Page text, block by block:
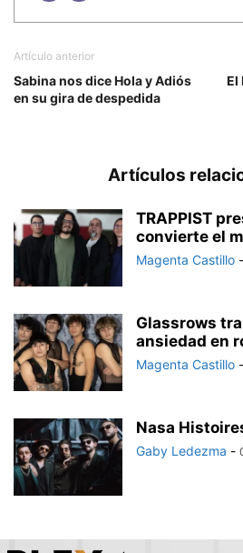
Artículo anterior
Sabina nos dice Hola y Adiós
en su gira de despedida
El
Artículos
TRAPPIST
convierte el
Magenta Castillo -
Glassrows
ansiedad en
Magenta Castillo -
Nasa
Gaby Ledezma -